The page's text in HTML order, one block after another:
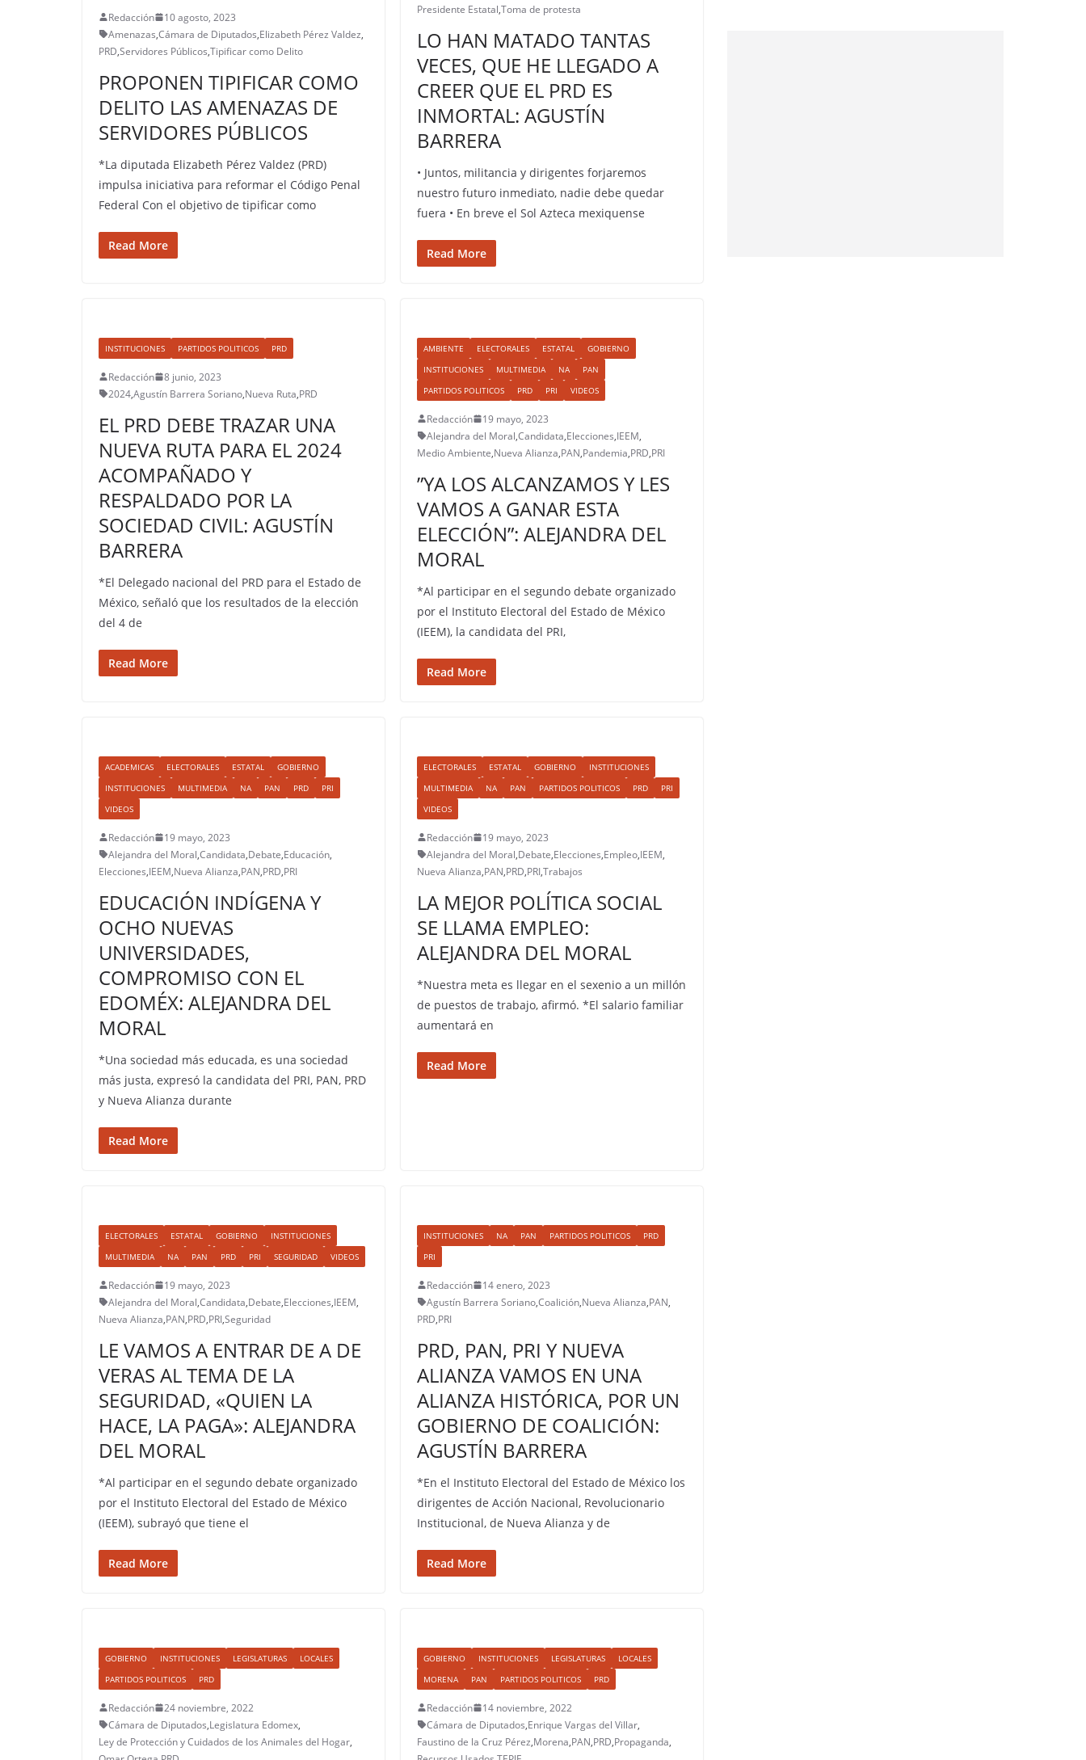
Redacción
10 agosto, 2023
Amenazas,Cámara de Diputados,Elizabeth Pérez Valdez,
PRD,Servidores Públicos,Tipificar como Delito
PROPONEN TIPIFICAR COMO
DELITO LAS AMENAZAS DE
SERVIDORES PÚBLICOS
*La diputada Elizabeth Pérez Valdez (PRD)
impulsa iniciativa para reformar el Código Penal
Federal Con el objetivo de tipificar como
Read More
Presidente Estatal,Toma de protesta
LO HAN MATADO TANTAS
VECES, QUE HE LLEGADO A
CREER QUE EL PRD ES
INMORTAL: AGUSTÍN
BARRERA
• Juntos, militancia y dirigentes forjaremos
nuestro futuro inmediato, nadie debe quedar
fuera • En breve el Sol Azteca mexiquense
Read More
INSTITUCIONES PARTIDOS POLITICOS PRD
Redacción
8 junio, 2023
2024,Agustín Barrera Soriano,Nueva Ruta,PRD
EL PRD DEBE TRAZAR UNA
NUEVA RUTA PARA EL 2024
ACOMPAÑADO Y
RESPALDADO POR LA
SOCIEDAD CIVIL: AGUSTÍN
BARRERA
*El Delegado nacional del PRD para el Estado de
México, señaló que los resultados de la elección
del 4 de
Read More
AMBIENTE ELECTORALES ESTATAL
GOBIERNO
INSTITUCIONES
MULTIMEDIA NA
PAN
PARTIDOS POLITICOS
PRD PRI VIDEOS
Redacción
19 mayo, 2023
Alejandra del Moral,Candidata,Elecciones,IEEM,
Medio Ambiente,Nueva Alianza,PAN,Pandemia,PRD,PRI
”YA LOS ALCANZAMOS Y LES
VAMOS A GANAR ESTA
ELECCIÓN”: ALEJANDRA DEL
MORAL
*Al participar en el segundo debate organizado
por el Instituto Electoral del Estado de México
(IEEM), la candidata del PRI,
Read More
ACADEMICAS ELECTORALES ESTATAL
GOBIERNO
INSTITUCIONES
MULTIMEDIA NA PAN PRD
PRI
VIDEOS
Redacción
19 mayo, 2023
Alejandra del Moral,Candidata,Debate,Educación,
Elecciones,IEEM,Nueva Alianza,PAN,PRD,PRI
EDUCACIÓN INDÍGENA Y
OCHO NUEVAS
UNIVERSIDADES,
COMPROMISO CON EL
EDOMÉX: ALEJANDRA DEL
MORAL
*Una sociedad más educada, es una sociedad
más justa, expresó la candidata del PRI, PAN, PRD
y Nueva Alianza durante
Read More
ELECTORALES ESTATAL GOBIERNO
INSTITUCIONES
MULTIMEDIA
NA PAN PARTIDOS POLITICOS PRD
PRI
VIDEOS
Redacción
19 mayo, 2023
Alejandra del Moral,Debate,Elecciones,Empleo,IEEM,
Nueva Alianza,PAN,PRD,PRI,Trabajos
LA MEJOR POLÍTICA SOCIAL
SE LLAMA EMPLEO:
ALEJANDRA DEL MORAL
*Nuestra meta es llegar en el sexenio a un millón
de puestos de trabajo, afirmó. *El salario familiar
aumentará en
Read More
ELECTORALES ESTATAL GOBIERNO
INSTITUCIONES
MULTIMEDIA
NA PAN PRD PRI SEGURIDAD VIDEOS
Redacción
19 mayo, 2023
Alejandra del Moral,Candidata,Debate,Elecciones,IEEM,
Nueva Alianza,PAN,PRD,PRI,Seguridad
LE VAMOS A ENTRAR DE A DE
VERAS AL TEMA DE LA
SEGURIDAD, «QUIEN LA
HACE, LA PAGA»: ALEJANDRA
DEL MORAL
*Al participar en el segundo debate organizado
por el Instituto Electoral del Estado de México
(IEEM), subrayó que tiene el
Read More
INSTITUCIONES NA PAN PARTIDOS POLITICOS
PRD
PRI
Redacción
14 enero, 2023
Agustín Barrera Soriano,Coalición,Nueva Alianza,PAN,
PRD,PRI
PRD, PAN, PRI Y NUEVA
ALIANZA VAMOS EN UNA
ALIANZA HISTÓRICA, POR UN
GOBIERNO DE COALICIÓN:
AGUSTÍN BARRERA
*En el Instituto Electoral del Estado de México los
dirigentes de Acción Nacional, Revolucionario
Institucional, de Nueva Alianza y de
Read More
GOBIERNO INSTITUCIONES LEGISLATURAS
LOCALES
PARTIDOS POLITICOS
PRD
Redacción
24 noviembre, 2022
Cámara de Diputados,Legislatura Edomex,
Ley de Protección y Cuidados de los Animales del Hogar,
GOBIERNO INSTITUCIONES LEGISLATURAS
LOCALES
MORENA
PAN PARTIDOS POLITICOS PRD
Redacción
14 noviembre, 2022
Cámara de Diputados,Enrique Vargas del Villar,
Faustino de la Cruz Pérez,Morena,PAN,PRD,Propaganda,